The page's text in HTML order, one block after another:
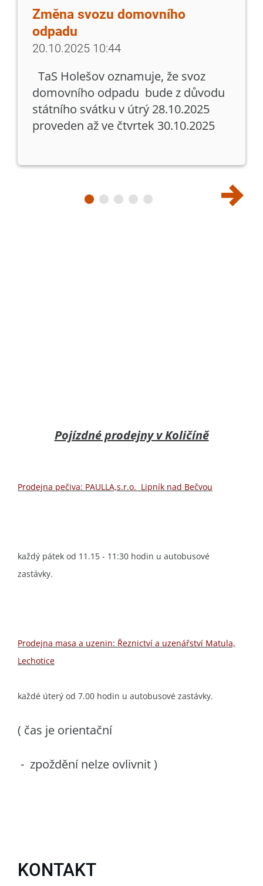
Změna svozu domovního
odpadu
20.10.2025 10:44
TaS Holešov oznamuje, že svoz
domovního odpadu bude z důvodu
státního svátku v útrý 28.10.2025
proveden až ve čtvrtek 30.10.2025
Pojízdné prodejny v Količíně
Prodejna pečiva: PAULLA,s.r.o. Lipník nad Bečvou
každý pátek od 11.15 - 11:30 hodin u autobusové
zastávky.
Prodejna masa a uzenin: Řeznictví a uzenářství Matula,
Lechotice
každé úterý od 7.00 hodin u autobusové zastávky.
( čas je orientační
- zpoždění nelze ovlivnit )
KONTAKT